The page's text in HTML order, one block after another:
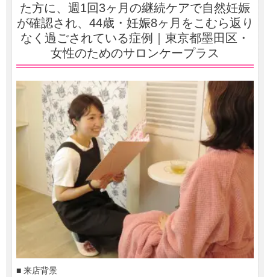
た方に、週1回3ヶ月の継続ケアで自然妊娠
が確認され、44歳・妊娠8ヶ月をこむら返り
なく過ごされている症例｜東京都墨田区・
女性のためのサロンケープラス
■ 来店背景